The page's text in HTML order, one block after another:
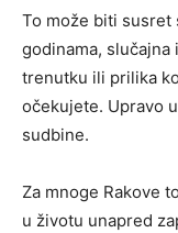
To može biti susret
godinama, slučajna
trenutku ili prilika
očekujete. Upravo
sudbine.
Za mnoge Rakove
u životu unapred